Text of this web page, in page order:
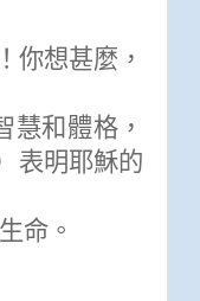
你想甚麼，
慧和體格，
表明耶穌的
命。